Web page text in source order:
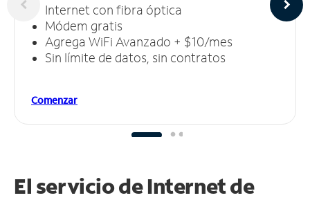
Internet con fibra óptica
Módem gratis
Agrega WiFi Avanzado + $10/mes
Sin límite de datos, sin contratos
Comenzar
El servicio de Internet de